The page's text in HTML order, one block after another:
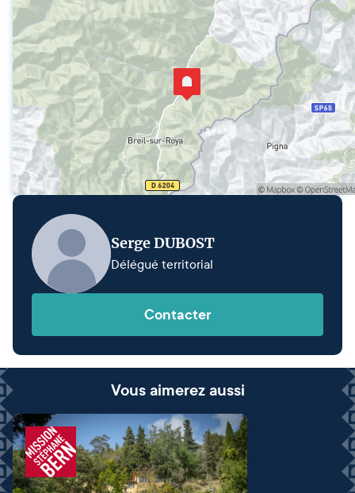
Serge DUBOST
Délégué territorial
Contacter
Vous aimerez aussi